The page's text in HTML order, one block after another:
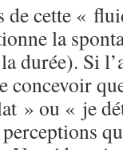
de cette «
la
durée). Si
concevoir
» ou « je